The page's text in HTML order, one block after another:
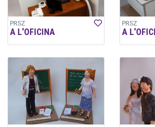
PRSZ
A L'OFICINA
PRSZ
A